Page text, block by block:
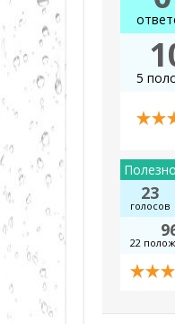
5
23
голосов
22